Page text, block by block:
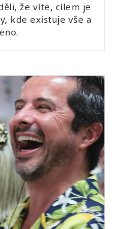
že víte, cílem je
kde existuje vše a